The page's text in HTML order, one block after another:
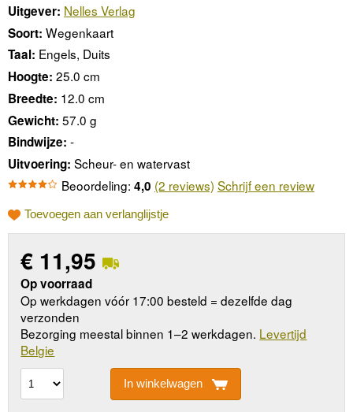
Uitgever: Nelles Verlag
Soort: Wegenkaart
Taal: Engels, Duits
Hoogte: 25.0 cm
Breedte: 12.0 cm
Gewicht: 57.0 g
Bindwijze: -
Uitvoering: Scheur- en watervast
Beoordeling: 4,0 (2 reviews) Schrijf een review
Toevoegen aan verlanglijstje
€ 11,95
Op voorraad
Op werkdagen vóór 17:00 besteld = dezelfde dag
verzonden
Bezorging meestal binnen 1–2 werkdagen. Levertijd
Belgie
In winkelwagen